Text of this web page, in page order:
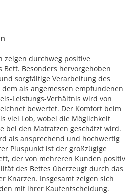
zeigen durchweg positive
Besonders hervorgehoben
sorgfältige Verarbeitung des
als angemessen empfundenen
Leistungs-Verhältnis wird von
bewertet. Der Komfort beim
viel Lob, wobei die Möglichkeit
bei den Matratzen geschätzt wird.
als ansprechend und hochwertig
Pluspunkt ist der großzügige
der von mehreren Kunden positiv
des Bettes überzeugt durch das
Knarzen. Insgesamt zeigen sich
mit ihrer Kaufentscheidung.